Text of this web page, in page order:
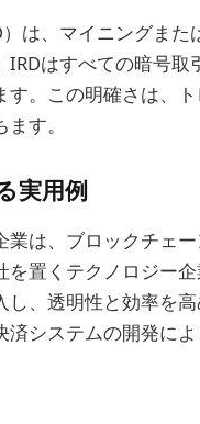
は、マイニングま
はすべての暗号
。この明確さは、
す。
実用例
は、ブロックチェ
置くテクノロジー
、透明性と効率を
システムの開発に